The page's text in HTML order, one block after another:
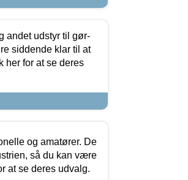
andet udstyr til gør-
siddende klar til at
her for at se deres
og amatører. De
så du kan være
at se deres udvalg.